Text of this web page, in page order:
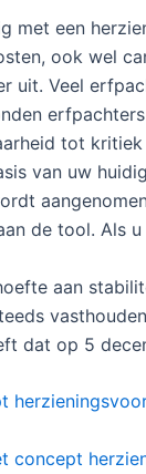
met een
ook wel
uit. Veel
tot
van uw
de tool. Als
aan
dat op 5
concept